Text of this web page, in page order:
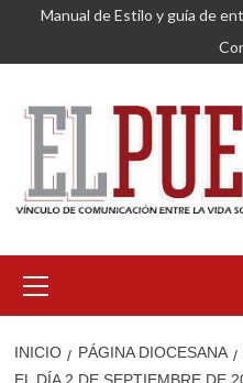
Saltar
contenido
Manual de Estilo y guía de
primario
INICIO PÁGINA DIOCESANA